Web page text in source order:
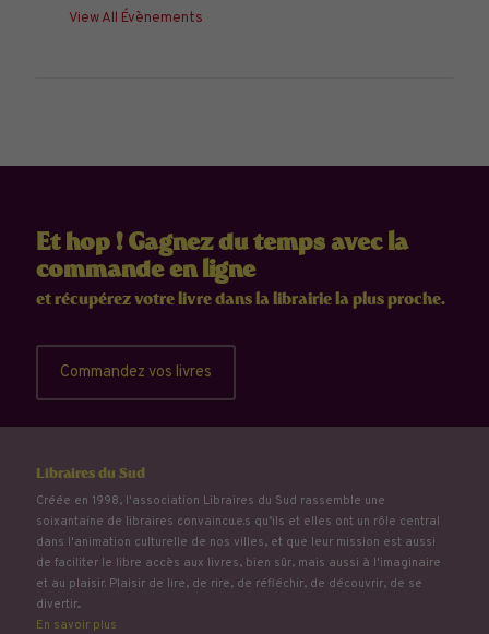
View All Évènements
Et hop ! Gagnez du temps avec la
commande en ligne
et récupérez votre livre dans la librairie la plus proche.
Commandez vos livres
Libraires du Sud
Créée en 1998, l'association Libraires du Sud rassemble une
soixantaine de libraires convaincu.e.s qu’ils et elles ont un rôle central
dans l'animation culturelle de nos villes, et que leur mission est aussi
de faciliter le libre accès aux livres, bien sûr, mais aussi à l'imaginaire
et au plaisir. Plaisir de lire, de rire, de réfléchir, de découvrir, de se
divertir...
En savoir plus